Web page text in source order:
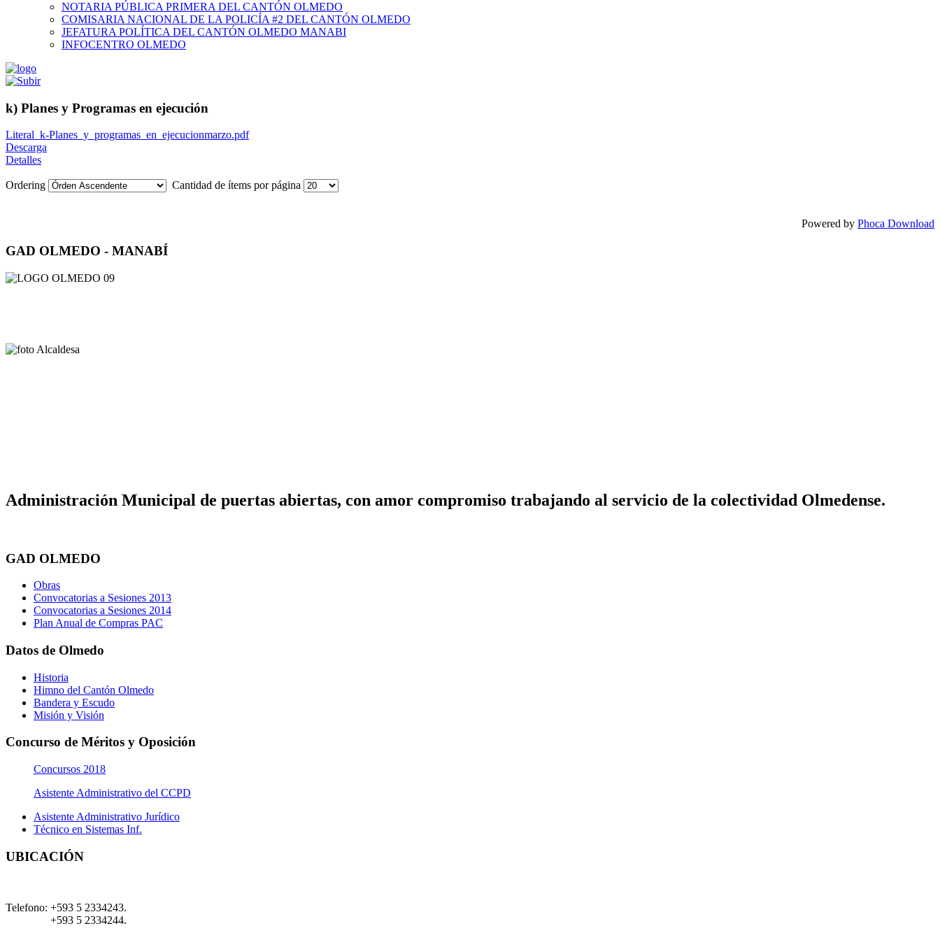
NOTARIA PÚBLICA PRIMERA DEL CANTÓN OLMEDO
COMISARIA NACIONAL DE LA POLICÍA #2 DEL CANTÓN OLMEDO
JEFATURA POLÍTICA DEL CANTÓN OLMEDO MANABI
INFOCENTRO OLMEDO
k) Planes y Programas en ejecución
Literal_k-Planes_y_programas_en_ejecucionmarzo.pdf
Descarga
Detalles
Ordering Cantidad de ítems por página
Powered by Phoca Download
GAD OLMEDO - MANABÍ
Administración Municipal de puertas abiertas, con amor compromiso trabajando al servicio de la colectividad Olmedense.
GAD OLMEDO
Obras
Convocatorias a Sesiones 2013
Convocatorias a Sesiones 2014
Plan Anual de Compras PAC
Datos de Olmedo
Historia
Himno del Cantón Olmedo
Bandera y Escudo
Misión y Visión
Concurso de Méritos y Oposición
Concursos 2018
Asistente Administrativo del CCPD
Asistente Administrativo Jurídico
Técnico en Sistemas Inf.
UBICACIÓN
Telefono: +593 5 2334243.
+593 5 2334244.